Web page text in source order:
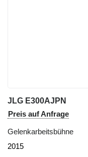
JLG E300AJPN
Preis auf Anfrage
Gelenkarbeitsbühne
2015